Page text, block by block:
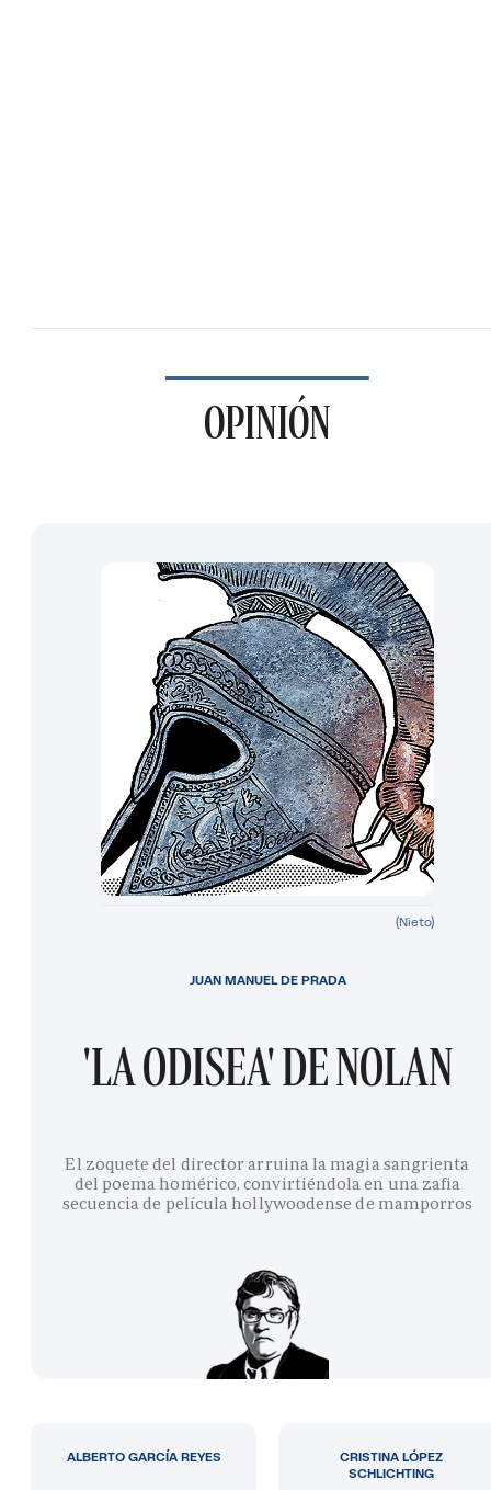
OPINIÓN
(Nieto)
'LA ODISEA' DE NOLAN
El zoquete del director arruina la magia sangrienta
del poema homérico, convirtiéndola en una zafia
secuencia de película hollywoodense de mamporros
JUAN MANUEL DE PRADA
ALBERTO GARCÍA REYES
CRISTINA LÓPEZ
SCHLICHTING